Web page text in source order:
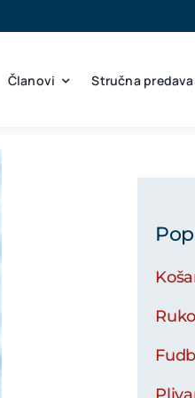
Članovi Stručna